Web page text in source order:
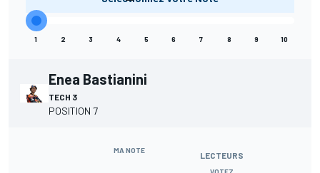
1 2 3 4 5 6 7 8 9 10
Enea Bastianini
TECH 3
POSITION 7
MA NOTE LECTEURS
VOTEZ